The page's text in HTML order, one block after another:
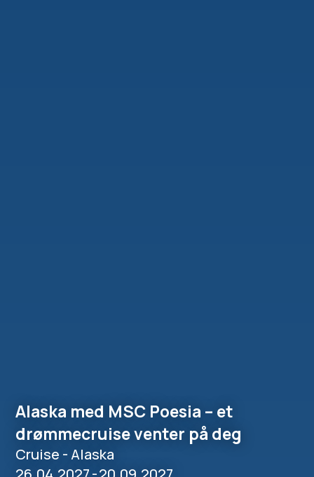
Alaska med MSC Poesia – et
drømmecruise venter på deg
Cruise - Alaska